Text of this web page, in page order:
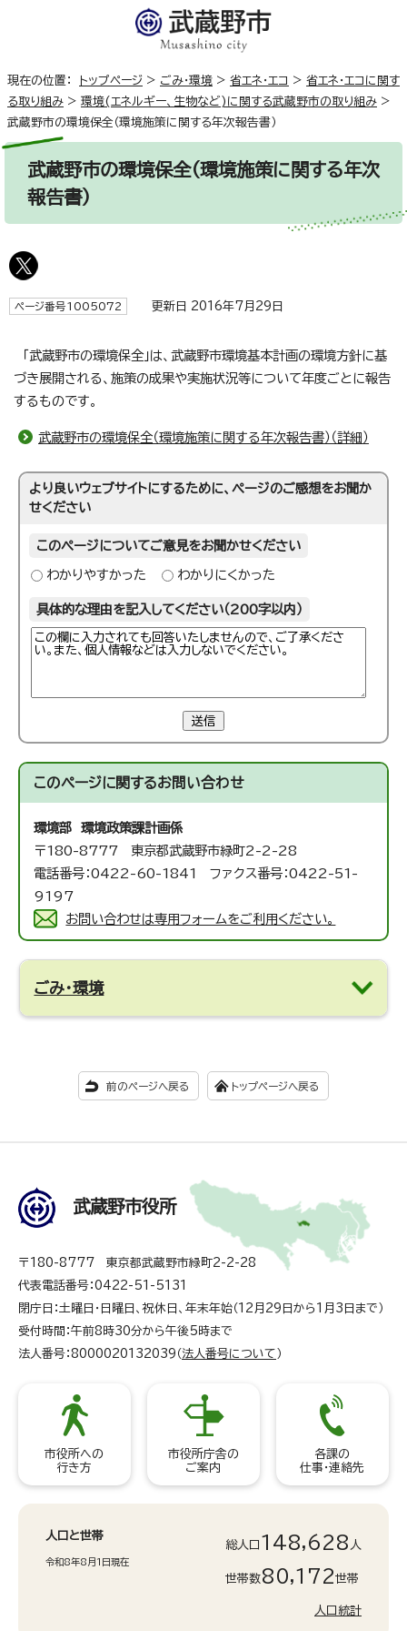
現在の位置： トップページ > ごみ・環境 > 省エネ・エコ > 省エネ・エコに関す
る取り組み > 環境(エネルギー、生物など)に関する武蔵野市の取り組み >
武蔵野市の環境保全（環境施策に関する年次報告書）
武蔵野市の環境保全（環境施策に関する年次
報告書）
ページ番号1005072 更新日 2016年7月29日
「武蔵野市の環境保全」は、武蔵野市環境基本計画の環境方針に基
づき展開される、施策の成果や実施状況等について年度ごとに報告
するものです。
武蔵野市の環境保全（環境施策に関する年次報告書）（詳細）
より良いウェブサイトにするために、ページのご感想をお聞か
せください
このページについてご意見をお聞かせください
わかりやすかった わかりにくかった
具体的な理由を記入してください（200字以内）
送信
このページに関するお問い合わせ
環境部 環境政策課計画係
〒180-8777 東京都武蔵野市緑町2-2-28
電話番号：0422-60-1841 ファクス番号：0422-51-
9197
お問い合わせは専用フォームをご利用ください。
ごみ・環境
前のページへ戻る トップページへ戻る
武蔵野市役所
〒180-8777 東京都武蔵野市緑町2-2-28
代表電話番号：0422-51-5131
閉庁日：土曜日・日曜日、祝休日、年末年始（12月29日から1月3日まで）
受付時間：午前8時30分から午後5時まで
法人番号：8000020132039（ 法人番号について ）
市役所への
行き方
市役所庁舎の
ご案内
各課の
仕事・連絡先
人口と世帯
令和8年8月1日現在
総人口 148,628 人
世帯数80,172世帯
人口統計